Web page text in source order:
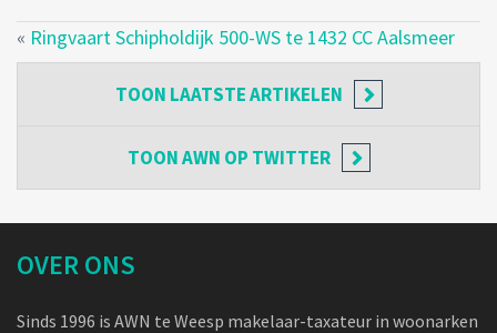
« Ringvaart Schipholdijk 500-WS te 1432 CC Aalsmeer
TOON LAATSTE ARTIKELEN
TOONAWN OP TWITTER
OVER ONS
Sinds 1996 is AWN te Weesp makelaar-taxateur in woonarken